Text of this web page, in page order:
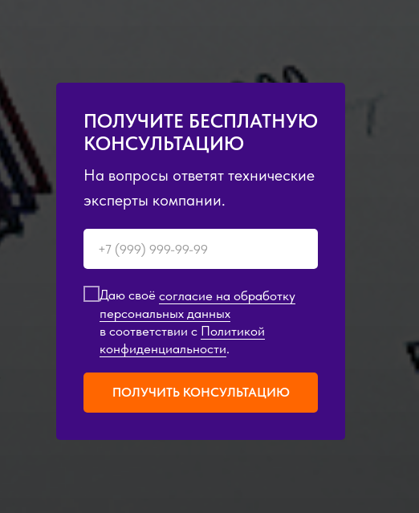
ПОЛУЧИТЕ БЕСПЛАТНУЮ
КОНСУЛЬТАЦИЮ
На вопросы ответят технические
эксперты компании.
Даю своё согласие на обработку
персональных данных
в соответствии с Политикой
конфиденциальности.
ПОЛУЧИТЬ КОНСУЛЬТАЦИЮ